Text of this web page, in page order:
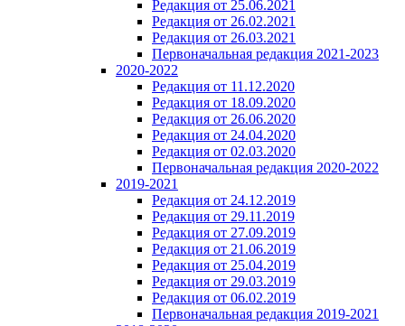
Редакция от 25.06.2021
Редакция от 26.02.2021
Редакция от 26.03.2021
Первоначальная редакция 2021-2023
2020-2022
Редакция от 11.12.2020
Редакция от 18.09.2020
Редакция от 26.06.2020
Редакция от 24.04.2020
Редакция от 02.03.2020
Первоначальная редакция 2020-2022
2019-2021
Редакция от 24.12.2019
Редакция от 29.11.2019
Редакция от 27.09.2019
Редакция от 21.06.2019
Редакция от 25.04.2019
Редакция от 29.03.2019
Редакция от 06.02.2019
Первоначальная редакция 2019-2021